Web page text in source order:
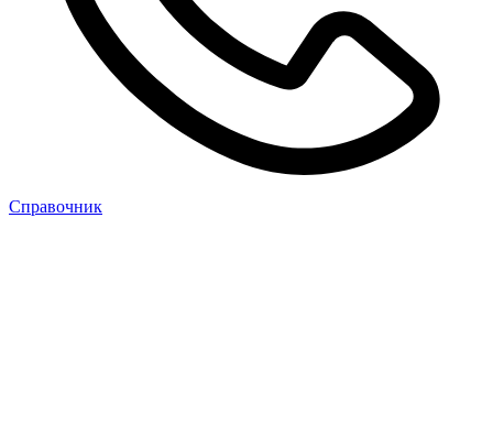
Cправочник